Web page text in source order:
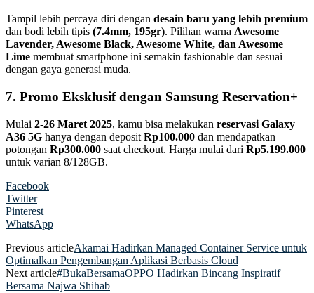
Tampil lebih percaya diri dengan desain baru yang lebih premium
dan bodi lebih tipis (7.4mm, 195gr). Pilihan warna Awesome
Lavender, Awesome Black, Awesome White, dan Awesome
Lime membuat smartphone ini semakin fashionable dan sesuai
dengan gaya generasi muda.
7. Promo Eksklusif dengan Samsung Reservation+
Mulai 2-26 Maret 2025, kamu bisa melakukan reservasi Galaxy
A36 5G hanya dengan deposit Rp100.000 dan mendapatkan
potongan Rp300.000 saat checkout. Harga mulai dari Rp5.199.000
untuk varian 8/128GB.
Facebook
Twitter
Pinterest
WhatsApp
Previous articleAkamai Hadirkan Managed Container Service untuk
Optimalkan Pengembangan Aplikasi Berbasis Cloud
Next article#BukaBersamaOPPO Hadirkan Bincang Inspiratif
Bersama Najwa Shihab